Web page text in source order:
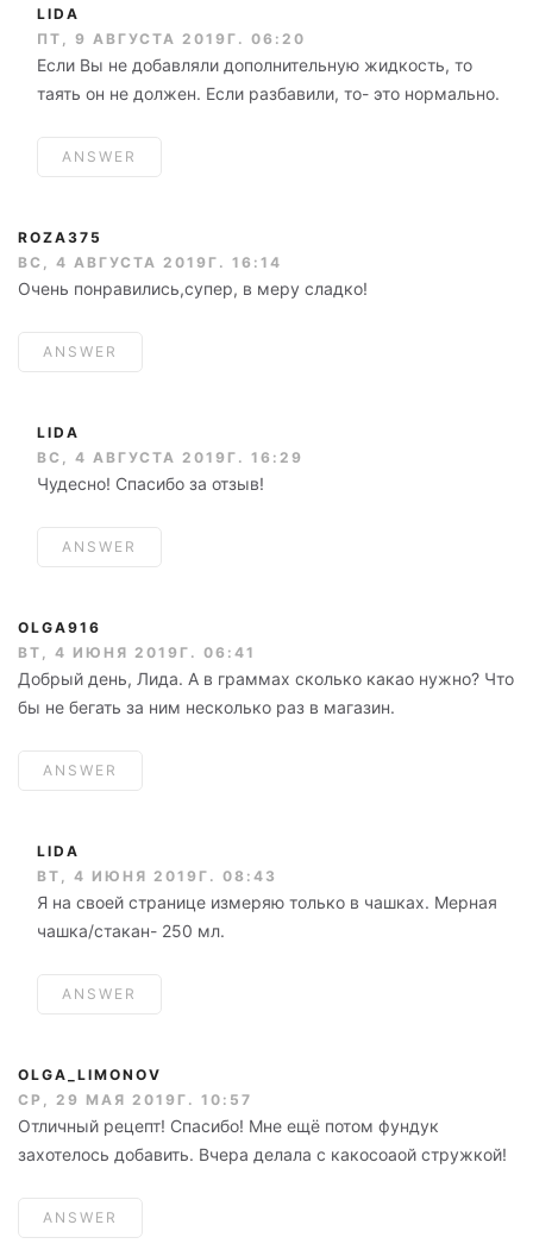
LIDA
ПТ, 9 АВГУСТА 2019Г. 06:20
Если Вы не добавляли дополнительную жидкость, то
таять он не должен. Если разбавили, то- это нормально.
ANSWER
ROZA375
ВС, 4 АВГУСТА 2019Г. 16:14
Очень понравились,супер, в меру сладко!
ANSWER
LIDA
ВС, 4 АВГУСТА 2019Г. 16:29
Чудесно! Спасибо за отзыв!
ANSWER
OLGA916
ВТ, 4 ИЮНЯ 2019Г. 06:41
Добрый день, Лида. А в граммах сколько какао нужно? Что
бы не бегать за ним несколько раз в магазин.
ANSWER
LIDA
ВТ, 4 ИЮНЯ 2019Г. 08:43
Я на своей странице измеряю только в чашках. Мерная
чашка/стакан- 250 мл.
ANSWER
OLGA_LIMONOV
СР, 29 МАЯ 2019Г. 10:57
Отличный рецепт! Спасибо! Мне ещё потом фундук
захотелось добавить. Вчера делала с какосоаой стружкой!
ANSWER